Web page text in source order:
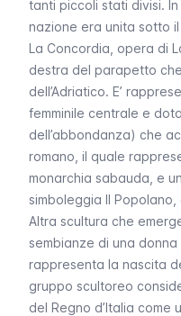
tanti piccoli stati divisi.
nazione era unita sotto il
La Concordia , opera di
destra del parapetto
dell’Adriatico. E’
femminile centrale e
dell’abbondanza) che
romano, il quale
monarchia sabauda, e
simboleggia Il
Altra scultura che
sembianze di una
rappresenta la nascita
gruppo scultoreo
del Regno d’Italia come